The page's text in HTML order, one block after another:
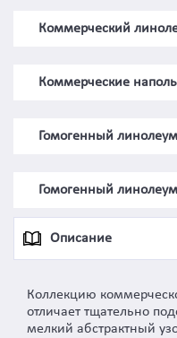
Коммерческий
Коммерческие
Гомогенный
Гомогенный
Описание
Коллекцию
отличает тщательно
мелкий абстрактный